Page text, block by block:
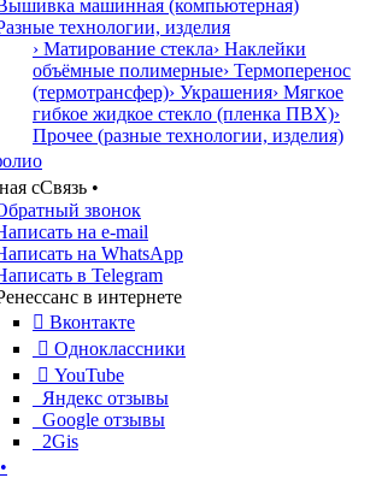
машинная (компьютерная)
технологии, изделия
› Матирование стекла› Наклейки
объёмные полимерные› Термоперенос
(термотрансфер)› Украшения› Мягкое
гибкое жидкое стекло (пленка ПВХ)›
Прочее (разные технологии, изделия)
сСвязь •
звонок
на e-mail
на WhatsApp
в Telegram
в интернете
 Вконтакте
 Одноклассники
 YouTube
Яндекс отзывы
Google отзывы
2Gis
•